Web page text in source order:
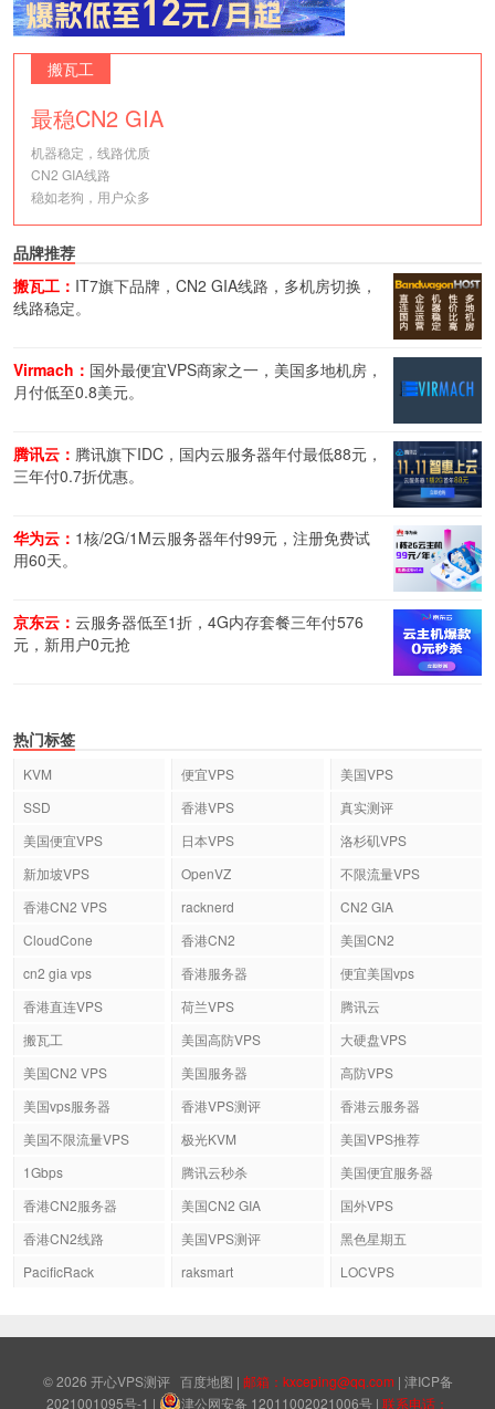
搬瓦工
最稳CN2 GIA
机器稳定，线路优质
CN2 GIA线路
稳如老狗，用户众多
品牌推荐
搬瓦工： IT7旗下品牌，CN2 GIA线路，多机房切换，
线路稳定。
Virmach： 国外最便宜VPS商家之一，美国多地机房，
月付低至0.8美元。
腾讯云： 腾讯旗下IDC，国内云服务器年付最低88元，
三年付0.7折优惠。
华为云： 1核/2G/1M云服务器年付99元，注册免费试
用60天。
京东云： 云服务器低至1折，4G内存套餐三年付576
元，新用户0元抢
热门标签
KVM 便宜VPS
美国VPS
SSD
香港VPS
真实测评
美国便宜VPS
日本VPS
洛杉矶VPS
新加坡VPS
OpenVZ
不限流量VPS
香港CN2 VPS
racknerd
CN2 GIA
CloudCone
香港CN2
美国CN2
cn2 gia vps
香港服务器
便宜美国vps
香港直连VPS
荷兰VPS
腾讯云
搬瓦工
美国高防VPS
大硬盘VPS
美国CN2 VPS
美国服务器
高防VPS
美国vps服务器
香港VPS测评
香港云服务器
美国不限流量VPS
极光KVM
美国VPS推荐
1Gbps
腾讯云秒杀
美国便宜服务器
香港CN2服务器
美国CN2 GIA
国外VPS
香港CN2线路
美国VPS测评
黑色星期五
PacificRack
raksmart LOCVPS
© 2026 开心VPS测评 百度地图 | 邮箱：kxceping@qq.com | 津ICP备
2021001095号-1 | 津公网安备 12011002021006号 | 联系电话：